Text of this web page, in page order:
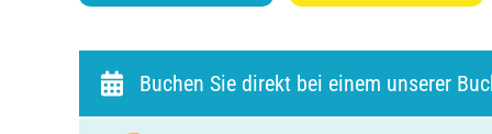
Buchen Sie direkt bei einem unserer